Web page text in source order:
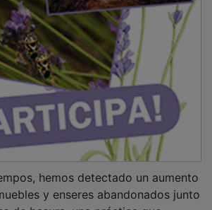
y enseres abandonados junto
de basura, una práctica que,